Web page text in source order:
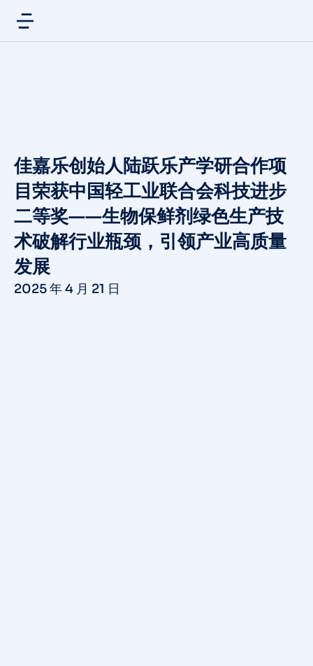
佳嘉乐创始人陆跃乐产学研合作项
目荣获中国轻工业联合会科技进步
二等奖‌——生物保鲜剂绿色生产技
术破解行业瓶颈，引领产业高质量
发展‌
2025 年 4 月 21 日